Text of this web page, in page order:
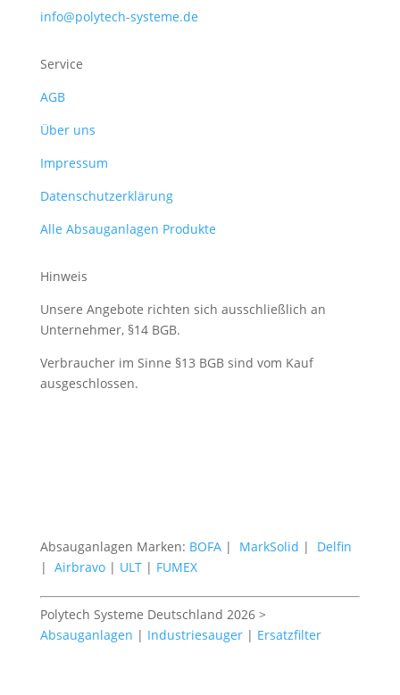
info@polytech-systeme.de
Service
AGB
Über uns
Impressum
Datenschutzerklärung
Alle Absauganlagen Produkte
Hinweis
Unsere Angebote richten sich ausschließlich an
Unternehmer, §14 BGB.
Verbraucher im Sinne §13 BGB sind vom Kauf
ausgeschlossen.
Absauganlagen Marken: BOFA| MarkSolid | Delfin
| Airbravo| ULT| FUMEX
Polytech Systeme Deutschland 2026 >
Absauganlagen | Industriesauger| Ersatzfilter